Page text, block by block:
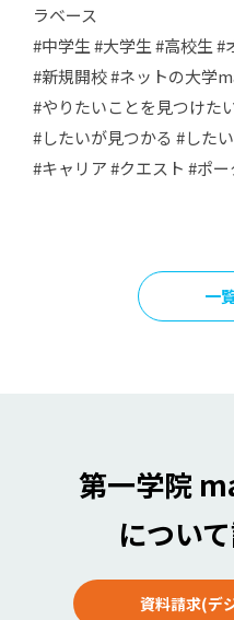
ラベース
#中学生 #大学生 #高校生 #
#新規開校 #ネットの大学
#やりたいことを見つけた
#したいが見つかる #した
#キャリア #クエスト #ポ
一
第一学院
につい
資料請求(デ